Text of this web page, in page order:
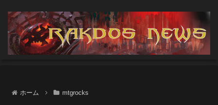
ホーム mtgrocks